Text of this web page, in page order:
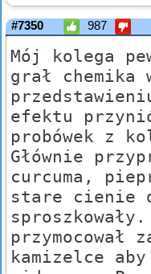
#7350 987
Mój kolega
grał chemika
efektu
probówek z
Głównie
curcuma,
stare cienie
przymocował
kamizelce